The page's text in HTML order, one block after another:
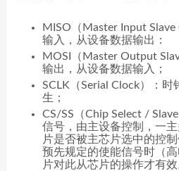
MISO（Master Input
输入，从设备数据输出：
MOSI（Master Output
输出，从设备数据输入；
SCLK（Serial Clock）：时
生；
CS/SS（Chip Select /
信号，由主设备控制，一
片是否被主芯片选中的控
预先规定的使能信号时（
片对此从芯片的操作才有效